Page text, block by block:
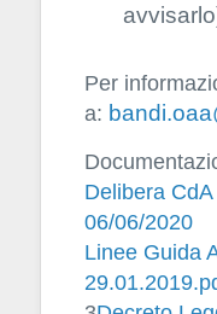
Per
a:
Delibera
06/06/2020
Linee Guida